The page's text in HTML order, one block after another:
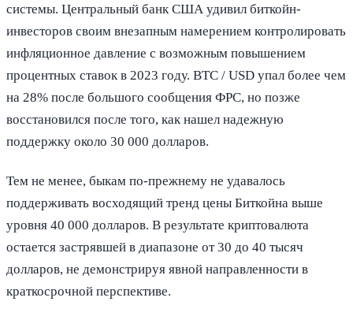
системы. Центральный банк США удивил биткойн-
инвесторов своим внезапным намерением контролировать
инфляционное давление с возможным повышением
процентных ставок в 2023 году. BTC / USD упал более чем
на 28% после большого сообщения ФРС, но позже
восстановился после того, как нашел надежную
поддержку около 30 000 долларов.
Тем не менее, быкам по-прежнему не удавалось
поддерживать восходящий тренд цены Биткойна выше
уровня 40 000 долларов. В результате криптовалюта
остается застрявшей в диапазоне от 30 до 40 тысяч
долларов, не демонстрируя явной направленности в
краткосрочной перспективе.